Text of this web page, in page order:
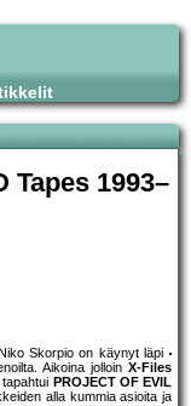
Tapes 1993–
Skorpio on käynyt läpi
Aikoina jolloin X-Files
PROJECT OF EVIL
alla kummia asioita ja